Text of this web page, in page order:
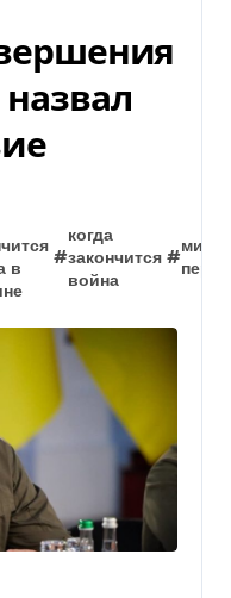
в
#
когда
закончится
война
#